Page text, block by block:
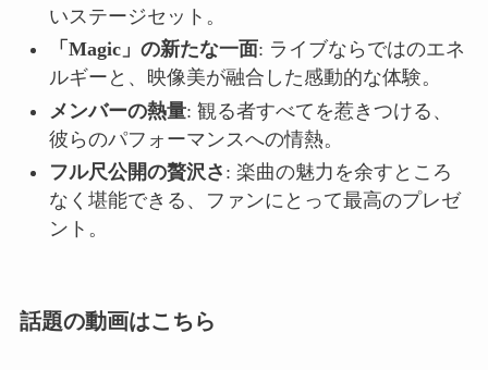
いステージセット。
「Magic」の新たな一面: ライブならではのエネ
ルギーと、映像美が融合した感動的な体験。
メンバーの熱量: 観る者すべてを惹きつける、
彼らのパフォーマンスへの情熱。
フル尺公開の贅沢さ : 楽曲の魅力を余すところ
なく堪能できる、ファンにとって最高のプレゼ
ント。
話題の動画はこちら